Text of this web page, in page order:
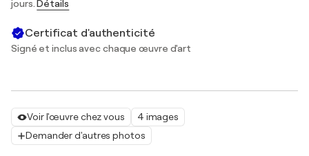
Voir l'œuvre chez vous
4 images
Demander d'autres photos
jours.Détails
Certificat d'authenticité
Signé et inclus avec chaque œuvre d'art